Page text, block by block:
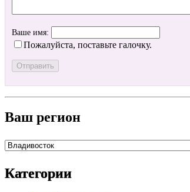
Ваше имя:
Пожалуйста, поставьте галочку.
Ваш регион
Категории